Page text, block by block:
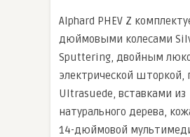
Alphard PHEV Z
дюймовыми колесами
Sputtering, двойным
электрической шторкой,
Ultrasuede, вставками из
натурального дерева,
14-дюймовой